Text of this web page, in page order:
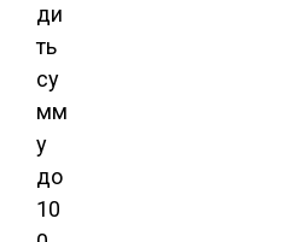
ди
ть
су
мм
у
до
10